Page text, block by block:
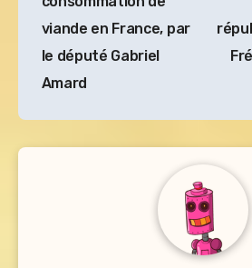
l’article
viande en France, par
le député Gabriel
Amard